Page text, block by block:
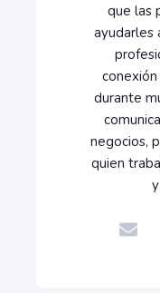
que las
ayudarles
durante
negocios,
quien